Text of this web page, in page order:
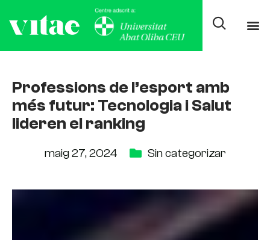
Professions de l’esport amb
més futur: Tecnologia i Salut
lideren el ranking
maig 27, 2024 Sin categorizar